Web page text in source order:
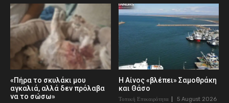
«Πήρα το σκυλάκι μου
αγκαλιά, αλλά δεν πρόλαβα
να το σώσω»
Η Αίνος «βλέπει» Σαμοθράκη
και Θάσο
Τοπική Επικαιρότητα 5 August 2026